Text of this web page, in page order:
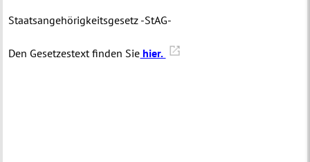
Staatsangehörigkeitsgesetz -StAG-
Den Gesetzestext finden Sie hier.